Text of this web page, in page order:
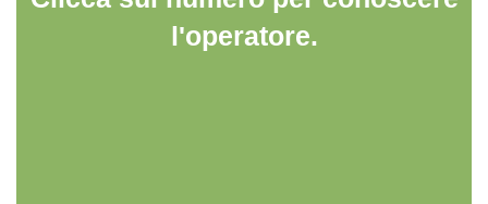
l'operatore.